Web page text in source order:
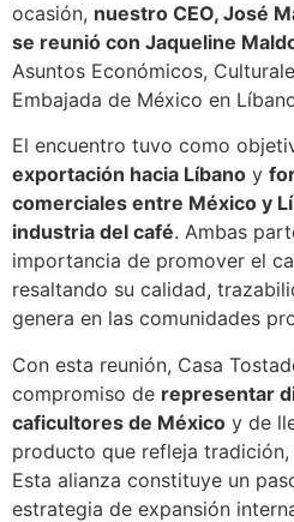
ocasión, nuestro CEO, José
se reunió con Jaqueline
Asuntos Económicos,
Embajada de México en
El encuentro tuvo como
exportación hacia Líbano y
comerciales entre México y
industria del café. Ambas
importancia de promover el
resaltando su calidad,
genera en las comunidades
Con esta reunión, Casa
compromiso de representar
caficultores de México y de
producto que refleja
Esta alianza constituye un
estrategia de expansión